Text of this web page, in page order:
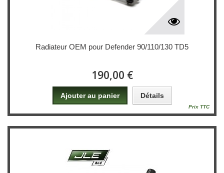
Radiateur OEM pour Defender 90/110/130 TD5
190,00 €
Prix TTC
Ajouter au panier Détails